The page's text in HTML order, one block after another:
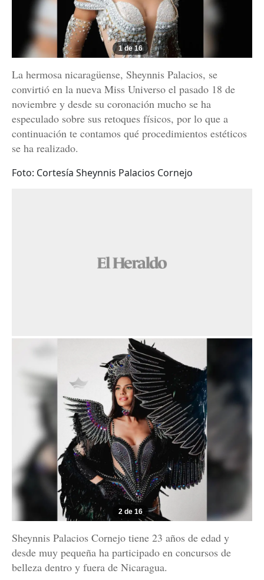
1 de 16
La hermosa nicaragüense, Sheynnis Palacios, se
convirtió en la nueva Miss Universo el pasado 18 de
noviembre y desde su coronación mucho se ha
especulado sobre sus retoques físicos, por lo que a
continuación te contamos qué procedimientos estéticos
se ha realizado.
Foto: Cortesía Sheynnis Palacios Cornejo
2 de 16
Sheynnis Palacios Cornejo tiene 23 años de edad y
desde muy pequeña ha participado en concursos de
belleza dentro y fuera de Nicaragua.